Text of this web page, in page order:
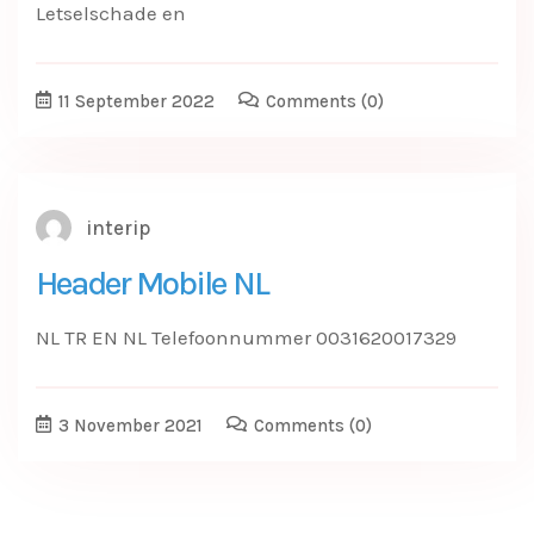
Letselschade en
11 September 2022 Comments (0)
interip
Header Mobile NL
NL TR EN NL Telefoonnummer 0031620017329
3 November 2021 Comments (0)